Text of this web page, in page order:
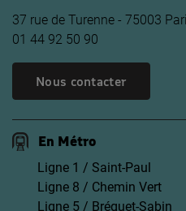
37 rue de Turenne - 75003
01 44 92 50 90
Nous contacter
En Métro
Ligne 1 / Saint-Paul
Ligne 8 / Chemin Vert
Ligne 5 / Bréguet-Sabin